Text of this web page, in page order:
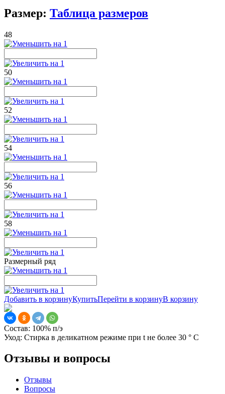
Размер: Таблица размеров
48
50
52
54
56
58
Размерный ряд
Добавить в корзинуКупитьПерейти в корзинуВ корзину
Состав: 100% п/э
Уход: Стирка в деликатном режиме при t не более 30 ° С
Отзывы и вопросы
Отзывы
Вопросы